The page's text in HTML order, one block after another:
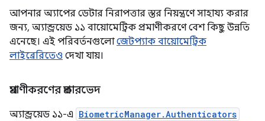
আপনার অ্যাপের ডেটার নিরাপত্তার স্তর নিয়ন্ত্রণে সাহায্য করার
জন্য, অ্যান্ড্রয়েড ১১ বায়োমেট্রিক প্রমাণীকরণে বেশ কিছু উন্নতি
এনেছে। এই পরিবর্তনগুলোজেটপ্যাক বায়োমেট্রিক
লাইব্রেরিতেও দেখা যায়।
প্রমাণীকরণের প্রকারভেদ
অ্যান্ড্রয়েড ১১-এ BiometricManager.Authenticators